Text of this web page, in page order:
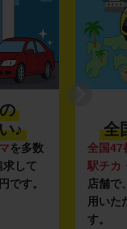
♪
を多数
して
です。
全
全国47
駅チカ
店舗で
用いた
す。